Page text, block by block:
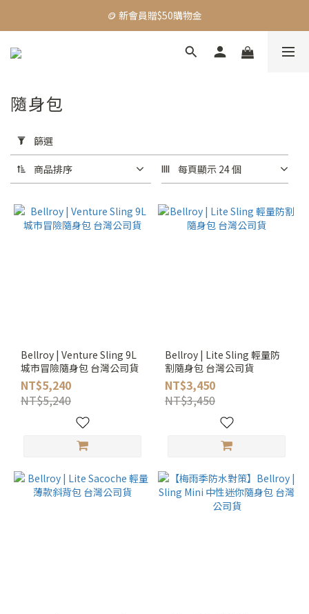
🪙 新會員贈$50購物金
🪙 新會員贈$50購物金
🚛 全館限時$999免運
用
篩
選
價格
(NT$)
隨身包
篩選
商品排序 每頁顯示 24 個
Bellroy | Venture Sling 9L
城市冒險隨身包 台灣公司貨
NT$5,240
NT$5,240
Bellroy | Lite Sling 輕量防
割隨身包 台灣公司貨
NT$3,450
NT$3,450